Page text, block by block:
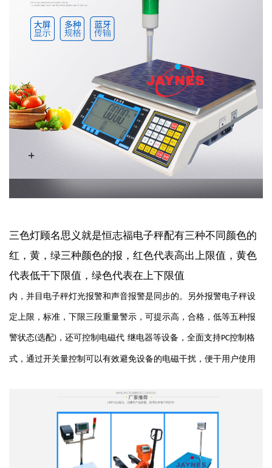
三色灯顾名思义就是恒志福电子秤配有三种不同颜色的
红，黄，绿三种颜色的报，红色代表高出上限值，黄色
代表低干下限值，绿色代表在上下限值
内，并目电子秤灯光报警和声音报警是同步的。另外报警电子秤设
定上限，标准，下限三段重量警示，可提示高，合格，低等五种报
警状态(选配) ，还可控制电磁代 继电器等设备，全面支持PC控制格
式，通过开关量控制可以有效避免设备的电磁干扰，便干用户使用